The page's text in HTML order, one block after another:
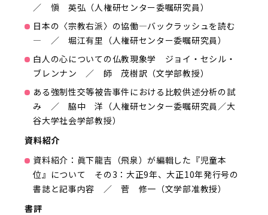
／ 愼 英弘（人権研センター委嘱研究員）
日本の〈宗教右派〉の協働―バックラッシュを読む
― ／ 堀江有里（人権研センター委嘱研究員）
白人の心についての仏教現象学 ジョイ・セシル・
ブレンナン ／ 師 茂樹訳（文学部教授）
ある強制性交等被告事件における比較供述分析の試
み ／ 脇中 洋（人権研センター委嘱研究員／大
谷大学社会学部教授）
資料紹介
資料紹介：眞下龍吉（飛泉）が編輯した『児童本
位』について その3：大正9年、大正10年発行号の
書誌と記事内容 ／ 菅 修一（文学部准教授）
書評